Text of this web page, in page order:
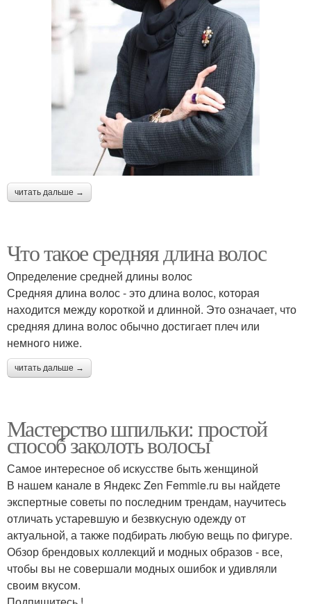
читать дальше →
Что такое средняя длина волос
Определение средней длины волос
Средняя длина волос - это длина волос, которая
находится между короткой и длинной. Это означает, что
средняя длина волос обычно достигает плеч или
немного ниже.
читать дальше →
Мастерство шпильки: простой
способ заколоть волосы
Самое интересное об искусстве быть женщиной
В нашем канале в Яндекс Zen Femmie.ru вы найдете
экспертные советы по последним трендам, научитесь
отличать устаревшую и безвкусную одежду от
актуальной, а также подбирать любую вещь по фигуре.
Обзор брендовых коллекций и модных образов - все,
чтобы вы не совершали модных ошибок и удивляли
своим вкусом.